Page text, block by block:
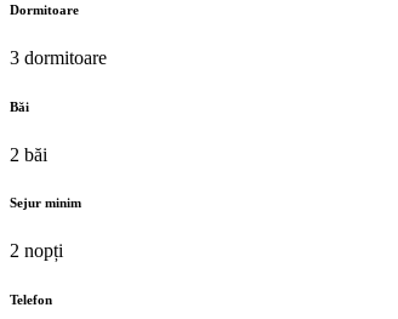
Dormitoare
3 dormitoare
Băi
2 băi
Sejur minim
2 nopți
Telefon